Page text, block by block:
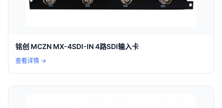
铭创 MCZN MX-4SDI-IN 4路SDI输入卡
查看详情 →